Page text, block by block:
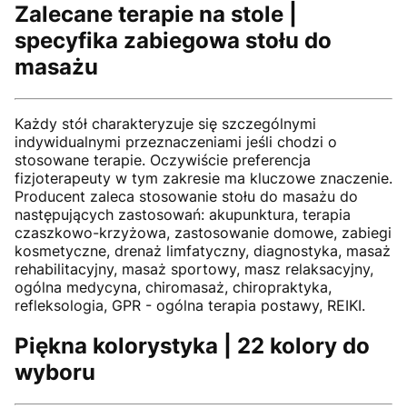
Zalecane terapie na stole |
specyfika zabiegowa stołu do
masażu
Każdy stół charakteryzuje się szczególnymi
indywidualnymi przeznaczeniami jeśli chodzi o
stosowane terapie. Oczywiście preferencja
fizjoterapeuty w tym zakresie ma kluczowe znaczenie.
Producent zaleca stosowanie stołu do masażu do
następujących zastosowań: akupunktura, terapia
czaszkowo-krzyżowa, zastosowanie domowe, zabiegi
kosmetyczne, drenaż limfatyczny, diagnostyka, masaż
rehabilitacyjny, masaż sportowy, masz relaksacyjny,
ogólna medycyna, chiromasaż, chiropraktyka,
refleksologia, GPR - ogólna terapia postawy, REIKI.
Piękna kolorystyka | 22 kolory do
wyboru